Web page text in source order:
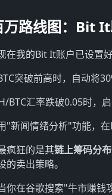
万路线图：Bit
在我的Bit It账户已设置
突破前高时，自动将
BTC汇率跌破0.05时，
"新闻情绪分析"功能，
疯狂的是其链上筹码分
的卖出策略。
你在谷歌搜索"牛市赚钱